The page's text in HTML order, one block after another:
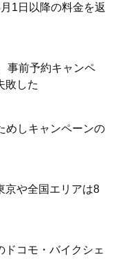
1日以降の料金を返
事前予約キャンペ
敗した
めしキャンペーンの
京や全国エリアは8
ドコモ・バイクシェ